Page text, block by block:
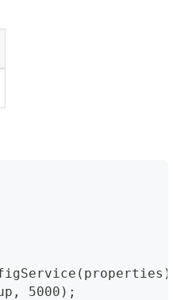
5000);